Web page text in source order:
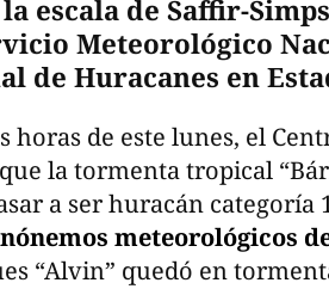
escala de Saffir-
Meteorológico
de Huracanes en
horas de este lunes, el
la tormenta tropical
a ser huracán categoría
meteorológicos
“Alvin” quedó en